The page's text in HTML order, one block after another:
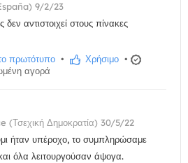
9/2/23
δεν αντιστοιχεί στους πίνακες
πρωτότυπο • Χρήσιμο •
αγορά
(Τσεχική Δημοκρατία) 30/5/22
ήταν υπέροχο, το συμπληρώσαμε
όλα λειτουργούσαν άψογα.